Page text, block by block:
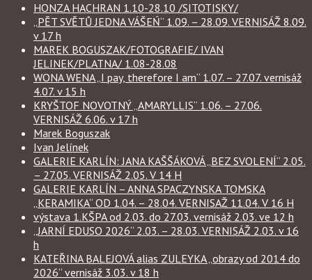
HONZA HACHRAN 1.10-28.10 /SITOTISKY/
„PĚT SVĚTŮ JEDNA VÁŠEŃ“ 1.09. – 28.09. VERNISÁŽ 8.09.
v 17 h
MAREK BOGUSZAK/FOTOGRAFIE/ IVAN
JELINEK/PLATNA/ 1.08-28.08
WONA WENA „I pay, therefore I am“ 1.07. – 27.07. vernisáž
4.07. v 15 h
KRYŠTOF NOVOTNÝ „AMARYLLIS“ 1.06. – 27.06.
VERNISÁŽ 6.06. v 17 h
Marek Boguszak
Ivan Jelínek
GALERIE KARLÍN: JANA KAŠŠÁKOVÁ „BEZ SVOLENÍ“ 2.05.
– 27.05. VERNISÁŽ 2.05. V 14 H
GALERIE KARLÍN – ANNA SPACZYNSKA TOMSKA
„KERAMIKA“ OD 1.04. – 28.04. VERNISAŽ 11.04. V 16 H
výstava 1.KŠPA od 2.03. do 27.03. vernisáž 2.03. ve 12 h
„JARNÍ EDUSO 2026“ 2.03. – 28.03. VERNISÁŽ 2.03. v 16
h
KATEŘINA BALEJOVÁ alias ZULEYKA „obrazy od 2014 do
2026“ vernisáž 3.03. v 18 h